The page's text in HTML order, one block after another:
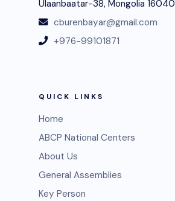
Ulaanbaatar-38, Mongolia 16040
cburenbayar@gmail.com
+976-99101871
QUICK LINKS
Home
ABCP National Centers
About Us
General Assemblies
Key Person